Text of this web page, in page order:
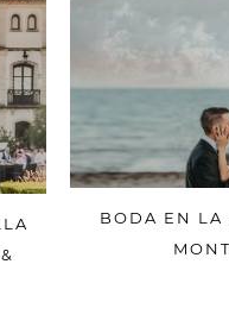
BODA EN LA